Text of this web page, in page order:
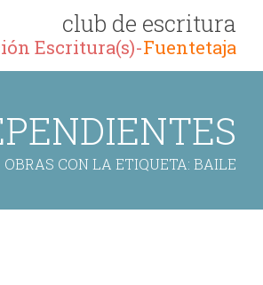
club de escritura
Escritura(s)-Fuentetaja
OBRAS CON LA ETIQUETA: BAILE